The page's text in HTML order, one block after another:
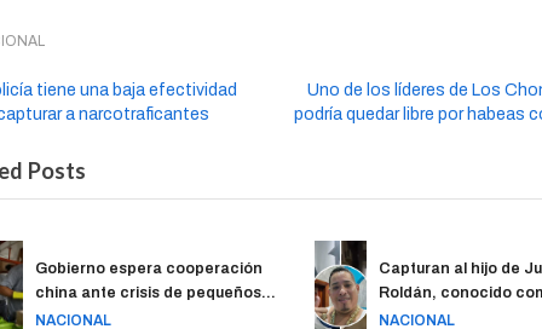
tiene una baja efectividad
a narcotraficantes
Uno de los líderes de Los
podría quedar libre por habeas
Posts
Gobierno espera cooperación
china ante crisis de pequeños
productores
NACIONAL
Capturan al hijo de
Roldán, conocido
NACIONAL